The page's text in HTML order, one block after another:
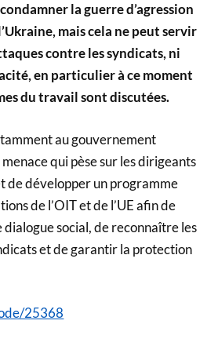
la guerre d’agression
mais cela ne peut servir
contre les syndicats, ni
en particulier à ce moment
du travail sont discutées.
au gouvernement
qui pèse sur les dirigeants
de développer un programme
de l’OIT et de l’UE afin de
social, de reconnaître les
et de garantir la protection
25368